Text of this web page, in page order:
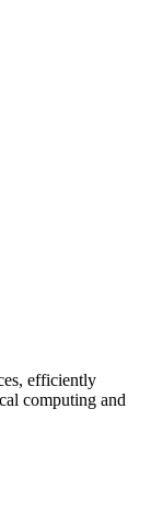
efficiently
computing and